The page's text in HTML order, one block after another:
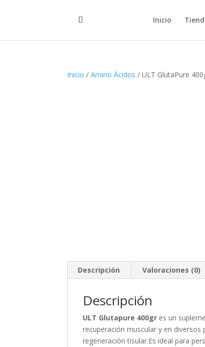
Inicio
Inicio /Amino Ácidos / ULT GlutaPure
Descripción Valoraciones (0)
Descripción
ULT Glutapure 400gr es un
recuperación muscular y en
regeneración tisular.Es ideal para